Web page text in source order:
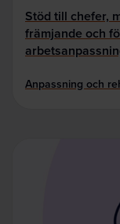
Stöd till chefer,
främjande och
Anpassning och